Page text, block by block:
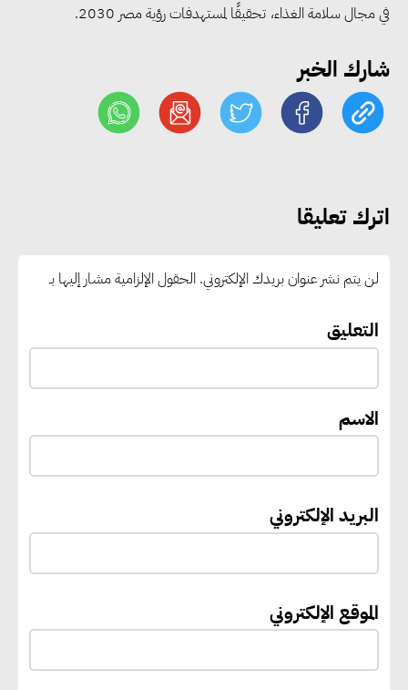
في مجال سلامة الغذاء، تحقيقًا لمستهدفات رؤية مصر 2030.
شارك الخبر
اترك تعليقا
لن يتم نشر عنوان بريدك الإلكتروني. الحقول الإلزامية مشار إليها بـ
التعليق
الاسم
البريد الإلكتروني
الموقع الإلكتروني
من مستهدفات خطة 2026
تراخيص التدوير وتعزيز الاقتصاد
وطنية للإدارة المستدامة للمياه في
الاستخدام
مليون جنيه إسترليني لدعم توسع
المتجددة